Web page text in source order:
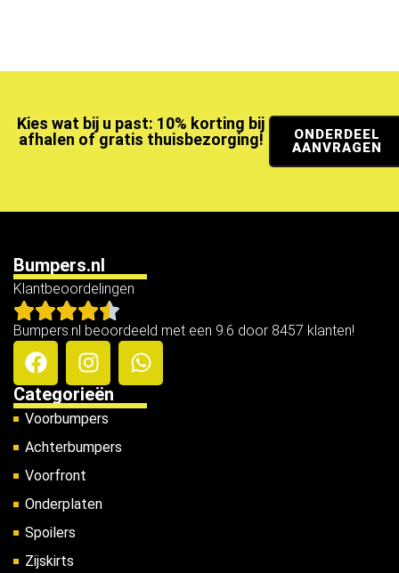
Kies wat bij u past: 10% korting bij
afhalen of gratis thuisbezorging!
ONDERDEEL
AANVRAGEN
Bumpers.nl
Klantbeoordelingen
Bumpers.nl beoordeeld met een 9.6 door 8457 klanten!
Categorieën
Voorbumpers
Achterbumpers
Voorfront
Onderplaten
Spoilers
Zijskirts